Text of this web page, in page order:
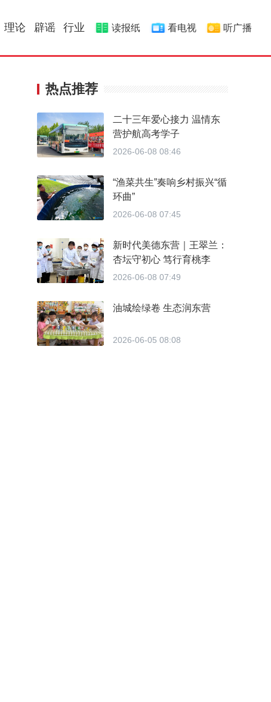
理论 辟谣 行业 读报纸 看电视 听广播
热点推荐
二十三年爱心接力 温情东
营护航高考学子
2026-06-08 08:46
“渔菜共生”奏响乡村振兴“循
环曲”
2026-06-08 07:45
新时代美德东营｜王翠兰：
杏坛守初心 笃行育桃李
2026-06-08 07:49
油城绘绿卷 生态润东营
2026-06-05 08:08